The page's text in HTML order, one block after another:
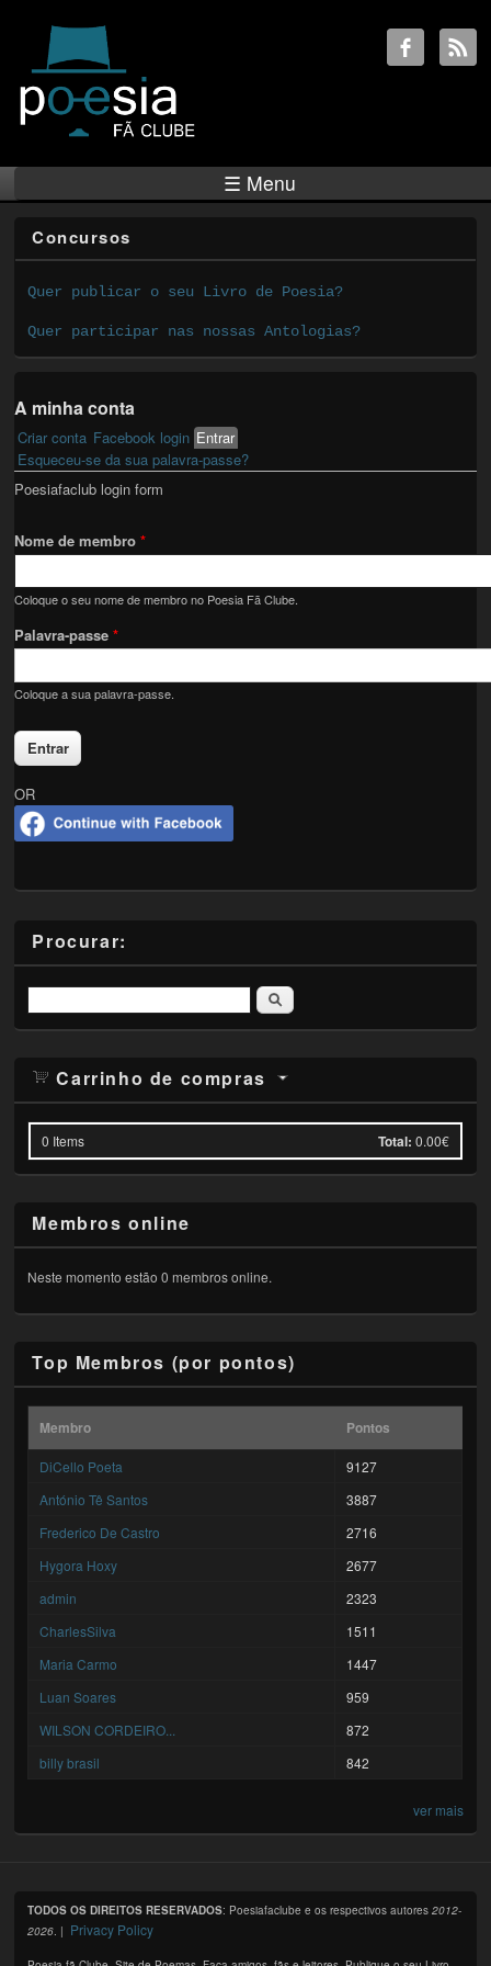
☰ Menu
Concursos
Quer publicar o seu Livro de Poesia?
Quer participar nas nossas Antologias?
A minha conta
Primary tabs
Criar conta Facebook login Entrar(active tab)
Esqueceu-se da sua palavra-passe?
Poesiafaclub login form
Nome de membro*
Coloque o seu nome de membro no Poesia Fã Clube.
Palavra-passe*
Coloque a sua palavra-passe.
OR
Procurar:
Pesquisar
Carrinho de compras
0 Items Total: 0.00€
Membros online
Neste momento estão 0 membros online.
Top Membros (por pontos)
Membro Pontos
DiCello Poeta
9127
António Tê Santos
3887
Frederico De Castro
2716
Hygora Hoxy
2677
admin
2323
CharlesSilva
1511
Maria Carmo
1447
Luan Soares
959
WILSON CORDEIRO...
872
billy brasil
842
ver mais
TODOS OS DIREITOS RESERVADOS: Poesiafaclube e os respectivos autores2012-
2026 . | Privacy Policy